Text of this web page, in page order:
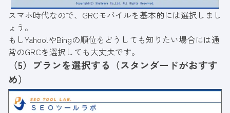
スマホ時代なので、GRCモバイルを基本的には選択しまし
ょう。
もしYahoo!やBingの順位をどうしても知りたい場合には通
常のGRCを選択しても大丈夫です。
（5）プランを選択する（スタンダードがおすす
め）